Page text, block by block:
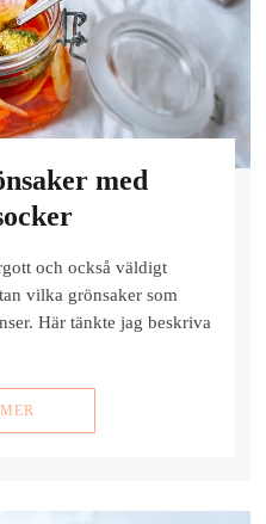
med
och också väldigt
vilka grönsaker som
Här tänkte jag beskriva